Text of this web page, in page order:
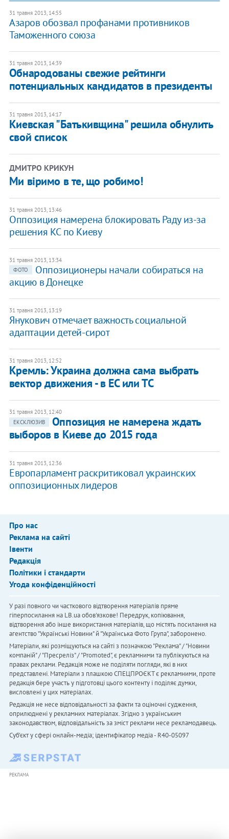
31 травня 2013, 14:55
Азаров обозвал профанами противников
Таможенного союза
31 травня 2013, 14:39
Обнародованы свежие рейтинги
потенциальных кандидатов в президенты
31 травня 2013, 14:17
Киевская "Батькивщина" решила обнулить
свой список
ДМИТРО КРИКУН
Ми віримо в те, що робимо!
31 травня 2013, 13:46
Оппозиция намерена блокировать Раду из-за
решения КС по Киеву
31 травня 2013, 13:34
ФОТО
Оппозиционеры начали собираться на
акцию в Донецке
31 травня 2013, 13:19
Янукович отмечает важность социальной
адаптации детей-сирот
31 травня 2013, 12:52
Кремль: Украина должна сама выбрать
вектор движения - в ЕС или ТС
31 травня 2013, 12:40
ЕКСКЛЮЗИВ
Оппозиция не намерена ждать
выборов в Киеве до 2015 года
31 травня 2013, 12:36
​Европарламент раскритиковал украинских
оппозиционных лидеров
Про нас
Реклама на сайті
Івенти
Редакція
Політики і стандарти
Угода конфіденційності
У разі повного чи часткового відтворення матеріалів пряме
гіперпосилання на LB.ua обов'язкове! Передрук, копіювання,
відтворення або інше використання матеріалів, що містять посилання на
агентство "Українськi Новини" й "Українська Фото Група", заборонено.
Матеріали, які розміщуються на сайті з позначкою "Реклама" / "Новини
компаній" / "Пресреліз" / "Promoted", є рекламними та публікуються на
правах реклами. Редакція може не поділяти погляди, які в них
представлені. Матеріали з плашкою СПЕЦПРОЄКТ є рекламними, проте
редакція бере участь у підготовці цього контенту і поділяє думки,
висловлені у цих матеріалах.
Редакція не несе відповідальності за факти та оціночні судження,
оприлюднені у рекламних матеріалах. Згідно з українським
законодавством, відповідальність за зміст реклами несе рекламодавець.
Cуб'єкт у сфері онлайн-медіа; ідентифікатор медіа - R40-05097
РЕКЛАМА